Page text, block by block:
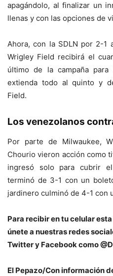
apagándolo, al finalizar un
llenas y con las opciones de
Ahora, con la SDLN por 2-1
Wrigley Field recibirá el
último de la campaña
extienda todo al quinto y
Field.
Los venezolanos
Por parte de Milwaukee,
Chourio vieron acción como
ingresó solo para cubrir
terminó de 3-1 con un
jardinero culminó de 4-1 con
Para recibir en tu celular
únete a nuestras redes
Twitter y Facebook como
El Pepazo/Con información